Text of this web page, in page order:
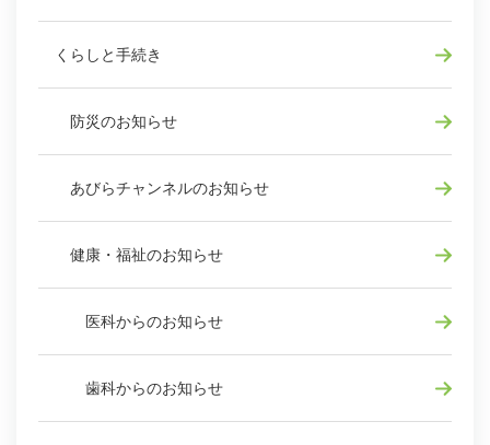
くらしと手続き
防災のお知らせ
あびらチャンネルのお知らせ
健康・福祉のお知らせ
医科からのお知らせ
歯科からのお知らせ